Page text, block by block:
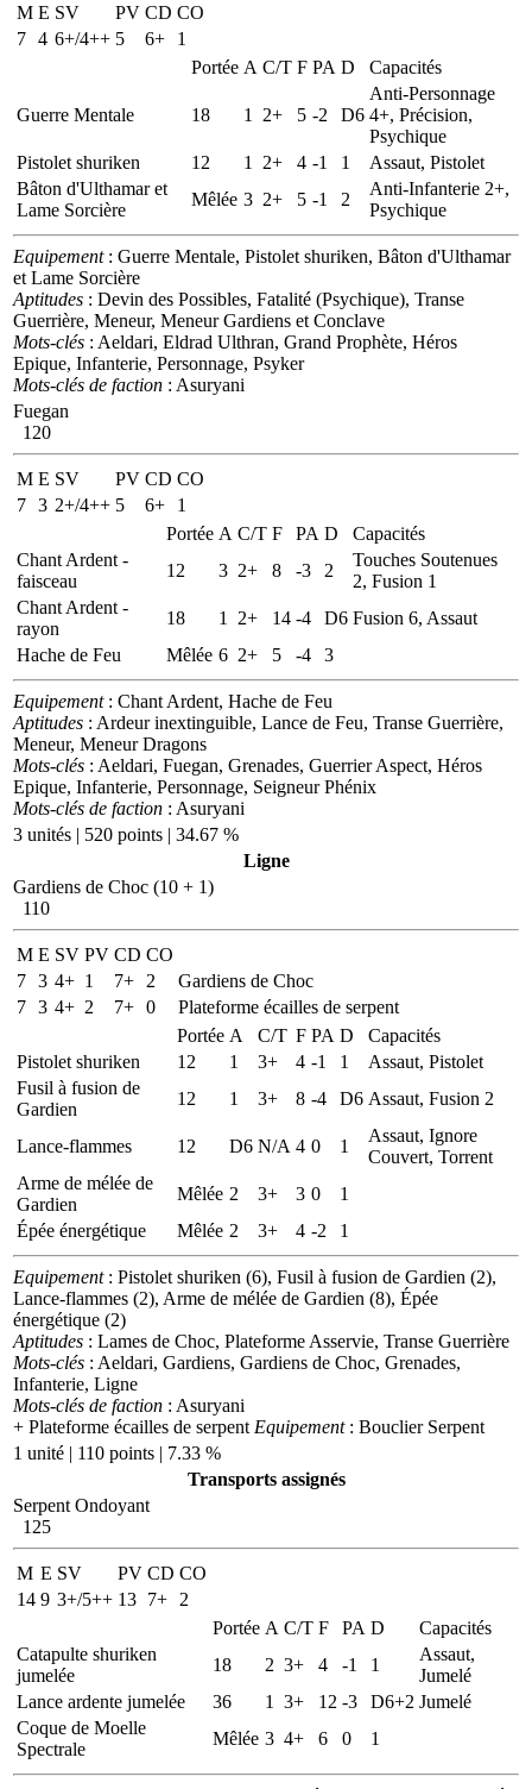
M E SV PV CD CO
7 4 6+/4++ 5 6+
1
Portée A C/T F PA D Capacités
Guerre Mentale 18 1 2+ 5 -2 D6
Anti-Personnage
4+, Précision,
Psychique
Pistolet shuriken
12 1 2+ 4 -1 1
Assaut, Pistolet
Bâton d'Ulthamar et
Lame Sorcière
Mêlée 3 2+ 5 -1 2
Anti-Infanterie 2+,
Psychique
Equipement: Guerre Mentale, Pistolet shuriken, Bâton d'Ulthamar
et Lame Sorcière
Aptitudes : Devin des Possibles, Fatalité (Psychique), Transe
Guerrière, Meneur, Meneur Gardiens et Conclave
Mots-clés : Aeldari, Eldrad Ulthran, Grand Prophète, Héros
Epique, Infanterie, Personnage, Psyker
Mots-clés de faction : Asuryani
Fuegan
120
M E SV PV CD CO
7 3 2+/4++ 5 6+
1
Portée A C/T F PA D
Capacités
Chant Ardent -
faisceau
12 3 2+ 8 -3 2
Touches Soutenues
2, Fusion 1
Chant Ardent -
rayon
18 1 2+ 14 -4 D6 Fusion 6, Assaut
Hache de Feu
Mêlée 6 2+ 5 -4 3
Equipement: Chant Ardent, Hache de Feu
Aptitudes : Ardeur inextinguible, Lance de Feu, Transe Guerrière,
Meneur, Meneur Dragons
Mots-clés : Aeldari, Fuegan, Grenades, Guerrier Aspect, Héros
Epique, Infanterie, Personnage, Seigneur Phénix
Mots-clés de faction : Asuryani
3 unités | 520 points | 34.67 %
Ligne
Gardiens de Choc (10 + 1)
110
M E SV PV CD CO
7 3 4+ 1 7+ 2
Gardiens de Choc
7 3 4+ 2 7+ 0
Plateforme écailles de serpent
Portée A C/T F PA D
Capacités
Pistolet shuriken
12 1 3+ 4 -1 1
Assaut, Pistolet
Fusil à fusion de
Gardien
12 1 3+ 8 -4 D6 Assaut, Fusion 2
Lance-flammes 12 D6 N/A 4 0 1
Assaut, Ignore
Couvert, Torrent
Arme de mélée de
Gardien
Mêlée 2 3+ 3 0
1
Épée énergétique
Mêlée 2 3+ 4 -2 1
Equipement: Pistolet shuriken (6), Fusil à fusion de Gardien (2),
Lance-flammes (2), Arme de mélée de Gardien (8), Épée
énergétique (2)
Aptitudes : Lames de Choc, Plateforme Asservie, Transe Guerrière
Mots-clés : Aeldari, Gardiens, Gardiens de Choc, Grenades,
Infanterie, Ligne
Mots-clés de faction : Asuryani
+ Plateforme écailles de serpent Equipement: Bouclier Serpent
1 unité | 110 points | 7.33 %
Transports assignés
Serpent Ondoyant
125
M E SV PV CD CO
14 9 3+/5++ 13 7+
2
Portée A C/T F PA D
Capacités
Catapulte shuriken
jumelée
18 2 3+ 4 -1 1
Assaut,
Jumelé
Lance ardente jumelée
36 1 3+ 12 -3 D6+2 Jumelé
Coque de Moelle
Spectrale
Mêlée 3 4+ 6 0 1